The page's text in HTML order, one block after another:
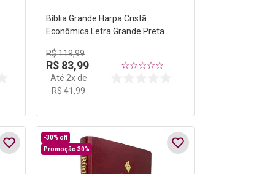
Bíblia Grande Harpa Cristã
Econômica Letra Grande Preta
R$119,99
R$ 83,99
Até 2x de
R$ 41,99
☆☆☆☆☆
-30% off
Promoção 30%